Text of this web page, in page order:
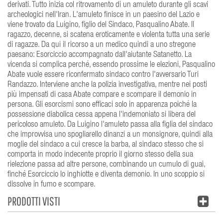
derivati. Tutto inizia col ritrovamento di un amuleto durante gli scavi
archeologici nell'Iran. L'amuleto finisce in un paesino del Lazio e
viene trovato da Luigino, figlio del Sindaco, Pasqualino Abate. Il
ragazzo, decenne, si scatena eroticamente e violenta tutta una serie
di ragazze. Da qui il ricorso a un medico quindi a uno stregone
paesano: Esorciccio accompagnato dall'aiutante Satanetto. La
vicenda si complica perché, essendo prossime le elezioni, Pasqualino
Abate vuole essere riconfermato sindaco contro l'avversario Turi
Randazzo. Interviene anche la polizia investigativa, mentre nei posti
più impensati di casa Abate compare e scompare il demonio in
persona. Gli esorcismi sono efficaci solo in apparenza poiché la
possessione diabolica cessa appena l'indemoniato si libera del
pericoloso amuleto. Da Luigino l'amuleto passa alla figlia del sindaco
che improvvisa uno spogliarello dinanzi a un monsignore, quindi alla
moglie del sindaco a cui cresce la barba, al sindaco stesso che si
comporta in modo indecente proprio il giorno stesso della sua
rielezione passa ad altre persone, combinando un cumulo di guai,
finché Esorciccio lo inghiotte e diventa demonio. In uno scoppio si
dissolve in fumo e scompare.
PRODOTTI VISTI